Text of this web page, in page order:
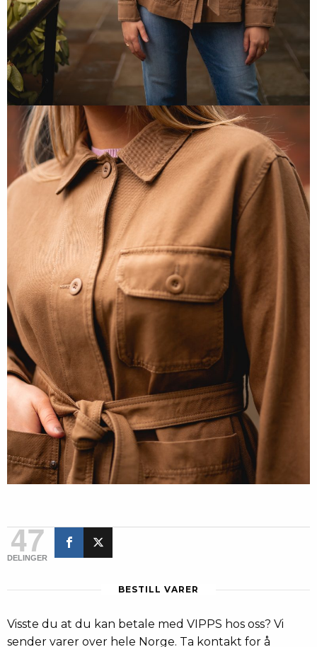
47
DELINGER
BESTILL VARER
Visste du at du kan betale med VIPPS hos oss? Vi
sender varer over hele Norge. Ta kontakt for å